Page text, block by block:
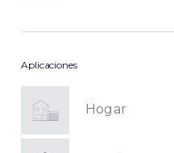
Aplicaciones
Hogar